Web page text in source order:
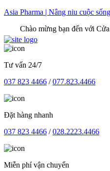
Skip
content
Asia Pharma | Nâng niu cuộc sống
mừng bạn đến với Cửa hàng
Tư vấn 24/7
037 823 4466 /077.823.4466
Đặt hàng nhanh
037 823 4466 /028.2223.4466
Miễn phí vận chuyển